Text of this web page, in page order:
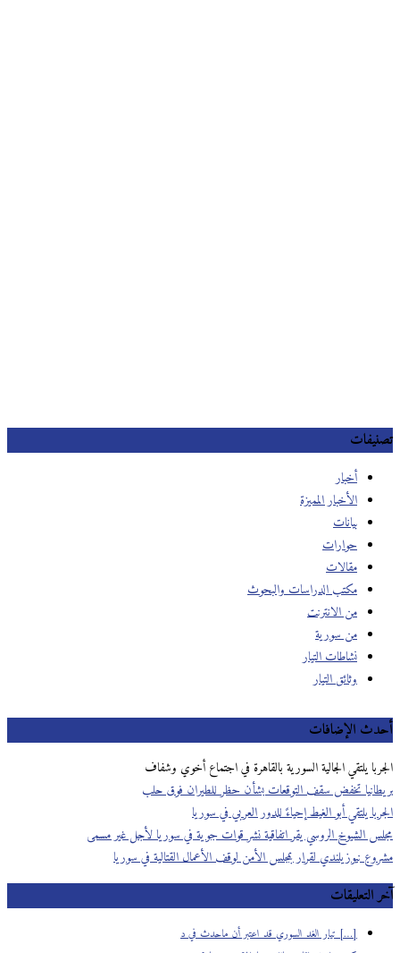
تصنيفات
أخبار
الأخبار المميزة
بيانات
حوارات
مقالات
مكتب الدراسات والبحوث
من الانترنت
من سورية
نشاطات التيار
وثائق التيار
أحدث الإضافات
الجربا يلتقي الجالية السورية بالقاهرة في اجتماع أخوي وشفاف
بريطانيا تخفض سقف التوقعات بشأن حظر للطيران فوق حلب
الجربا يلتقي أبو الغيط إحياءً للدور العربي في سوريا
مجلس الشيوخ الروسي يقر اتفاقية نشر قوات جوية في سوريا لأجل غير مسمى
مشروع نيوزيلندي لقرار بمجلس الأمن لوقف الأعمال القتالية في سوريا
آخر التعليقات
[…] تيار الغد السوري قد اعتبر أن ماحدث في د